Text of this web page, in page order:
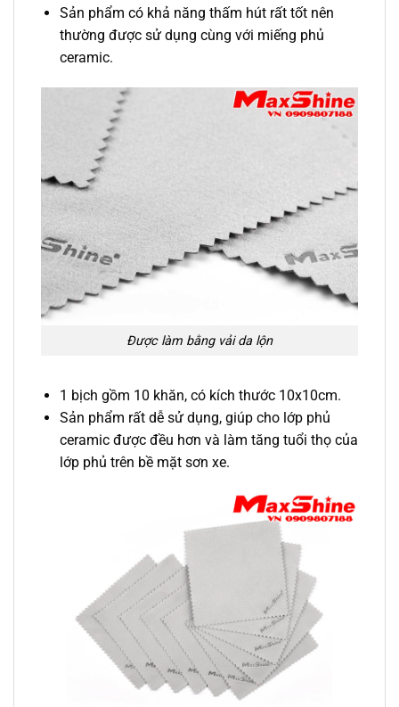
Sản phẩm có khả năng thấm hút rất tốt nên
thường được sử dụng cùng với miếng phủ
ceramic.
Được làm bằng vải da lộn
1 bịch gồm 10 khăn, có kích thước 10x10cm.
Sản phẩm rất dễ sử dụng, giúp cho lớp phủ
ceramic được đều hơn và làm tăng tuổi thọ của
lớp phủ trên bề mặt sơn xe.